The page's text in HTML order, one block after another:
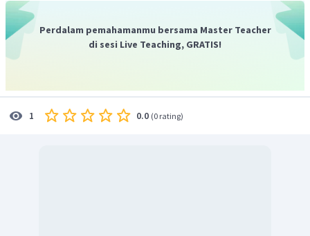
kalimat rumpang di atas adalah "
artinya
"Berapa tinggi".
Perdalam pemahamanmu bersama Master Teacher
di sesi Live Teaching, GRATIS!
1 0.0 (0 rating)